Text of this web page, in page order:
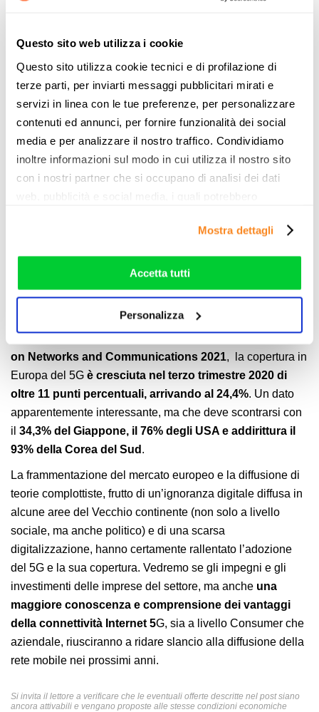
Questo sito web utilizza i cookie
Questo sito utilizza cookie tecnici e di profilazione di
terze parti, per inviarti messaggi pubblicitari mirati e
servizi in linea con le tue preferenze, per personalizzare
contenuti ed annunci, per fornire funzionalità dei social
media e per analizzare il nostro traffico. Condividiamo
inoltre informazioni sul modo in cui utilizza il nostro sito
con i nostri partner che si occupano di analisi dei dati
web, pubblicità e social media, i quali potrebbero
che hanno raccolto dal suo utilizzo dei loro servizi. Vedi
rifiutare o personalizzare il tuo consenso: cliccando sul
tasto "Accetta tutti”, selezionando le diverse categorie di
Mostra dettagli
Accetta tutti
Personalizza
Già
lanciato le prime offerte, concentrandosi soprattutto nelle
grandi città. Vodafone è stata la prima, seguita poi da TIM e
WINDTRE. Anche Iliad e alcune compagnie virtuali si
stanno preparando per offrire i primi servizi 5G alla
clientela. Sono state lanciate, inoltre, dellesoluzioni
Wireless per la casa basate sul nuovo protocollo di
rete (pensiamo, ad esempio, all’offerta Fastweb Nexxt
Per quanto riguarda la diffusione del 5G a livello
adozione del nuovo standard, tuttavia,non riguarda
: secondo un recente rapporto di
on Networks and Communications 2021, la copertura in
Europa del 5G è cresciuta nel terzo trimestre 2020 di
oltre 11 punti percentuali, arrivando al 24,4%. Un dato
apparentemente interessante, ma che deve scontrarsi con
il 34,3% del Giappone, il 76% degli USA e addirittura il
93% della Corea del Sud .
La frammentazione del mercato europeo e la diffusione di
teorie complottiste, frutto di un’ignoranza digitale diffusa in
alcune aree del Vecchio continente (non solo a livello
sociale, ma anche politico) e di una scarsa
digitalizzazione, hanno certamente rallentato l’adozione
del 5G e la sua copertura. Vedremo se gli impegni e gli
investimenti delle imprese del settore, ma anche una
maggiore conoscenza e comprensione dei vantaggi
della connettività Internet 5G, sia a livello Consumer che
aziendale, riusciranno a ridare slancio alla diffusione della
rete mobile nei prossimi anni.
Si invita il lettore a verificare che le eventuali offerte descritte nel post siano
ancora attivabili e vengano proposte alle stesse condizioni economiche